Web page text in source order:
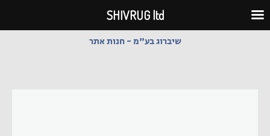
לתוכן
שיברוג בע"מ - חנות אתר
SHIVRUG ltd